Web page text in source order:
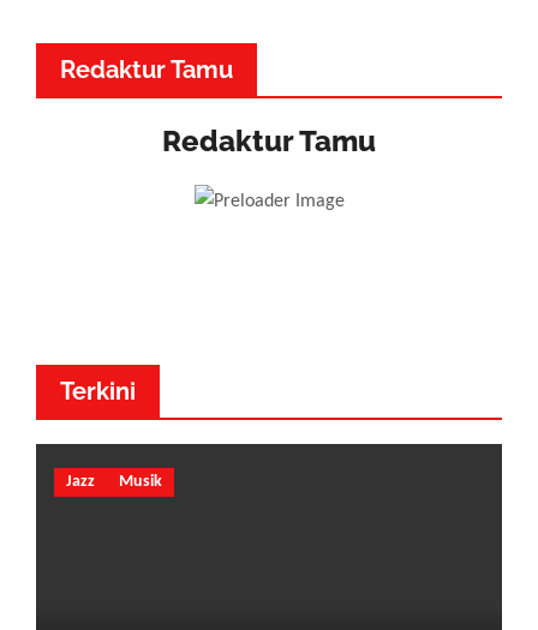
Redaktur Tamu
Redaktur Tamu
Terkini
Jazz Musik